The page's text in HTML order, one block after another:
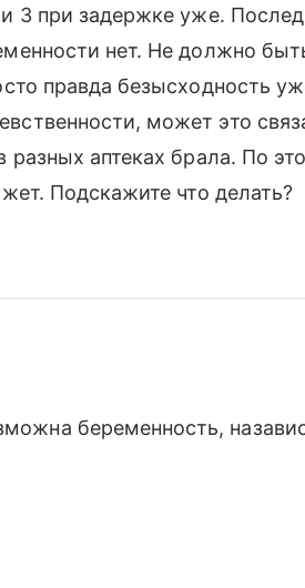
3 при задержке уже.
нет. Не должно
правда безысходность
может это
разных аптеках брала. По
Подскажите что делать?
беременность,